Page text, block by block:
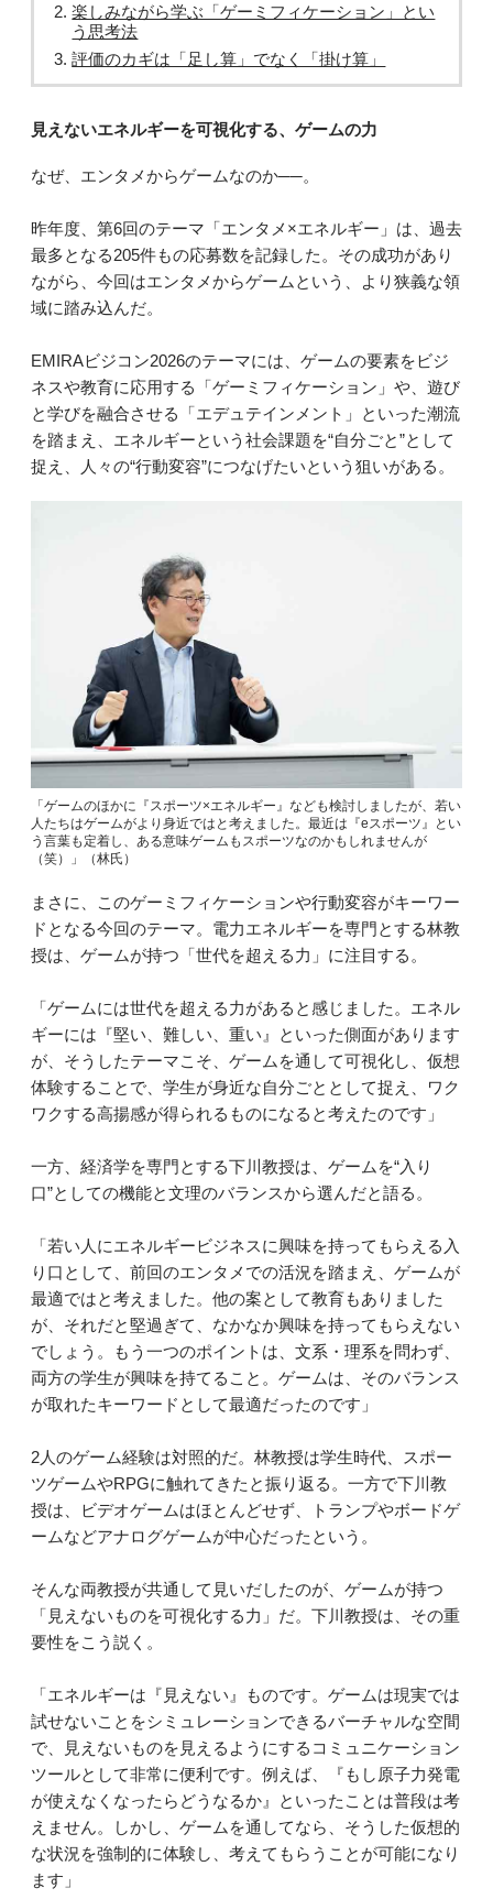
楽しみながら学ぶ「ゲーミフィケーション」とい
う思考法
評価のカギは「足し算」でなく「掛け算」
見えないエネルギーを可視化する、ゲームの力
なぜ、エンタメからゲームなのか──。
昨年度、第6回のテーマ「エンタメ×エネルギー」は、過去
最多となる205件もの応募数を記録した。その成功があり
ながら、今回はエンタメからゲームという、より狭義な領
域に踏み込んだ。
EMIRAビジコン2026のテーマには、ゲームの要素をビジ
ネスや教育に応用する「ゲーミフィケーション」や、遊び
と学びを融合させる「エデュテインメント」といった潮流
を踏まえ、エネルギーという社会課題を“自分ごと”として
捉え、人々の“行動変容”につなげたいという狙いがある。
「ゲームのほかに『スポーツ×エネルギー』なども検討しましたが、若い
人たちはゲームがより身近ではと考えました。最近は『eスポーツ』とい
う言葉も定着し、ある意味ゲームもスポーツなのかもしれませんが
（笑）」（林氏）
まさに、このゲーミフィケーションや行動変容がキーワー
ドとなる今回のテーマ。電力エネルギーを専門とする林教
授は、ゲームが持つ「世代を超える力」に注目する。
「ゲームには世代を超える力があると感じました。エネル
ギーには『堅い、難しい、重い』といった側面があります
が、そうしたテーマこそ、ゲームを通して可視化し、仮想
体験することで、学生が身近な自分ごととして捉え、ワク
ワクする高揚感が得られるものになると考えたのです」
一方、経済学を専門とする下川教授は、ゲームを“入り
口”としての機能と文理のバランスから選んだと語る。
「若い人にエネルギービジネスに興味を持ってもらえる入
り口として、前回のエンタメでの活況を踏まえ、ゲームが
最適ではと考えました。他の案として教育もありました
が、それだと堅過ぎて、なかなか興味を持ってもらえない
でしょう。もう一つのポイントは、文系・理系を問わず、
両方の学生が興味を持てること。ゲームは、そのバランス
が取れたキーワードとして最適だったのです」
2人のゲーム経験は対照的だ。林教授は学生時代、スポー
ツゲームやRPGに触れてきたと振り返る。一方で下川教
授は、ビデオゲームはほとんどせず、トランプやボードゲ
ームなどアナログゲームが中心だったという。
そんな両教授が共通して見いだしたのが、ゲームが持つ
「見えないものを可視化する力」だ。下川教授は、その重
要性をこう説く。
「エネルギーは『見えない』ものです。ゲームは現実では
試せないことをシミュレーションできるバーチャルな空間
で、見えないものを見えるようにするコミュニケーション
ツールとして非常に便利です。例えば、『もし原子力発電
が使えなくなったらどうなるか』といったことは普段は考
えません。しかし、ゲームを通してなら、そうした仮想的
な状況を強制的に体験し、考えてもらうことが可能になり
ます」